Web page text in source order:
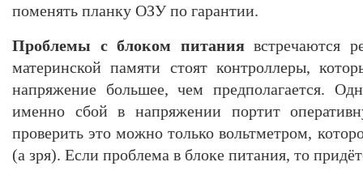
поменять планку ОЗУ по гарантии.
Проблемы с блоком питаниявстречаются
материнской памяти стоят контроллеры,
напряжение большее, чем предполагается.
именно сбой в напряжении портит
проверить это можно только вольтметром,
(а зря). Если проблема в блоке питания, то